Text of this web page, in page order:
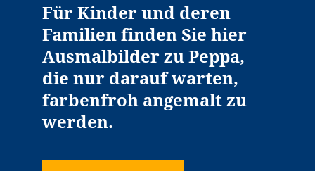
Für Kinder und deren
Familien finden Sie hier
Ausmalbilder zu Peppa,
die nur darauf warten,
farbenfroh angemalt zu
werden.